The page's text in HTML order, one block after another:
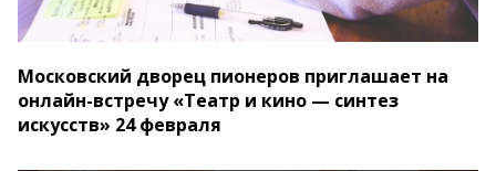
Московский дворец пионеров приглашает на
онлайн-встречу «Театр и кино — синтез
искусств» 24 февраля